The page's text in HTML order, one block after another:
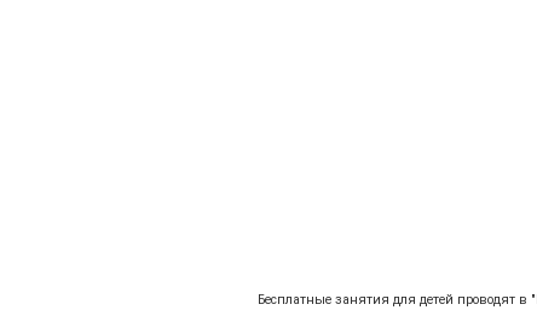
Бесплатные занятия для детей проводят